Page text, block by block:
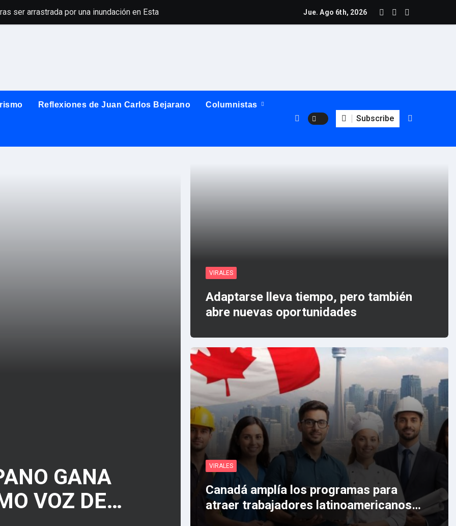
ser arrastrada por una inundación en Estados UnidosReino Unido amplía las inspecciones contra empleadores que explotan a
Jue. Ago 6th, 2026
Reflexiones de Juan Carlos Bejarano Columnistas
Subscribe
GANA
VOZ DE…
VIRALES
Adaptarse lleva tiempo, pero también
abre nuevas oportunidades
VIRALES
Canadá amplía los programas para
atraer trabajadores latinoamericanos…